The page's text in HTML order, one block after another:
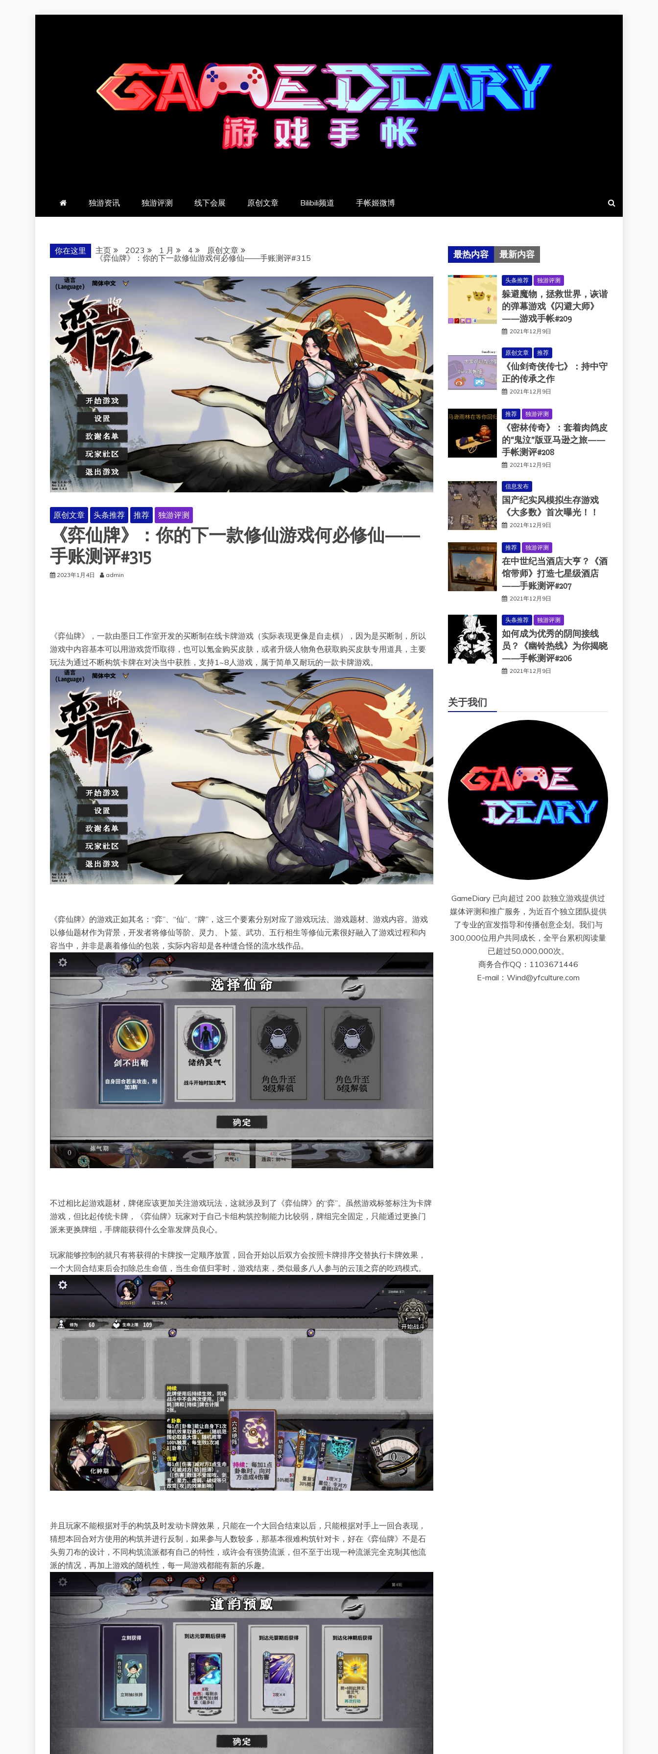
羽风手帐姬
独游资讯 独游评测 线下会展 原创文章 Bilibili频道 手帐姬微博
你在这里 主页 2023 1 月 4
原创文章
《弈仙牌》：你的下一款修仙游戏何必修仙——手账测评#315
原创文章 头条推荐 推荐 独游评测
《弈仙牌》：你的下一款修仙游戏何必修仙——
手账测评#315
2023年1月4日 admin
《弈仙牌》，一款由墨日工作室开发的买断制在线卡牌游戏（实际表现更像是自走棋），因为是买断制，所以
游戏中内容基本可以用游戏货币取得，也可以氪金购买皮肤，或者升级人物角色获取购买皮肤专用道具，主要
玩法为通过不断构筑卡牌在对决当中获胜，支持1~8人游戏，属于简单又耐玩的一款卡牌游戏。
《弈仙牌》的游戏正如其名：“弈”、“仙”、“牌”，这三个要素分别对应了游戏玩法、游戏题材、游戏内容。游戏
以修仙题材作为背景，开发者将修仙等阶、灵力、卜筮、武功、五行相生等修仙元素很好融入了游戏过程和内
容当中，并非是裹着修仙的包装，实际内容却是各种缝合怪的流水线作品。
不过相比起游戏题材，牌佬应该更加关注游戏玩法，这就涉及到了《弈仙牌》的“弈”。虽然游戏标签标注为卡牌
游戏，但比起传统卡牌，《弈仙牌》玩家对于自己卡组构筑控制能力比较弱，牌组完全固定，只能通过更换门
派来更换牌组，手牌能获得什么全靠发牌员良心。
玩家能够控制的就只有将获得的卡牌按一定顺序放置，回合开始以后双方会按照卡牌排序交替执行卡牌效果，
一个大回合结束后会扣除总生命值，当生命值归零时，游戏结束，类似最多八人参与的云顶之弈的吃鸡模式。
并且玩家不能根据对手的构筑及时发动卡牌效果，只能在一个大回合结束以后，只能根据对手上一回合表现，
猜想本回合对方使用的构筑并进行反制，如果参与人数较多，那基本很难构筑针对卡，好在《弈仙牌》不是石
头剪刀布的设计，不同构筑流派都有自己的特性，或许会有强势流派，但不至于出现一种流派完全克制其他流
派的情况，再加上游戏的随机性，每一局游戏都能有新的乐趣。
最热内容 最新内容
头条推荐 独游评测
躲避魔物，拯救世界，诙谐
的弹幕游戏《闪避大师》
——游戏手帐#209
2021年12月9日
原创文章 推荐
《仙剑奇侠传七》：持中守
正的传承之作
2021年12月9日
推荐 独游评测
《密林传奇》：套着肉鸽皮
的“鬼泣”版亚马逊之旅——
手帐测评#208
2021年12月9日
信息发布
国产纪实风模拟生存游戏
《大多数》首次曝光！！
2021年12月9日
推荐 独游评测
在中世纪当酒店大亨？《酒
馆带师》打造七星级酒店
——手账测评#207
2021年12月9日
头条推荐 独游评测
如何成为优秀的阴间接线
员？《幽铃热线》为你揭晓
——手帐测评#206
2021年12月9日
关于我们
GameDiary 已向超过 200 款独立游戏提供过
媒体评测和推广服务，为近百个独立团队提供
了专业的宣发指导和传播创意企划。我们与
300,000位用户共同成长，全平台累积阅读量
已超过50,000,000次。
商务合作QQ：1103671446
E-mail：Wind@yfculture.com